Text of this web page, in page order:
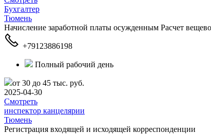
Бухгалтер
Тюмень
Начисление заработной платы осужденным Расчет
+79123886198
Полный рабочий день
от 30 до 45 тыс. руб.
2025-04-30
Смотреть
инспектор канцелярии
Тюмень
Регистрация входящей и исходящей корреспонденции